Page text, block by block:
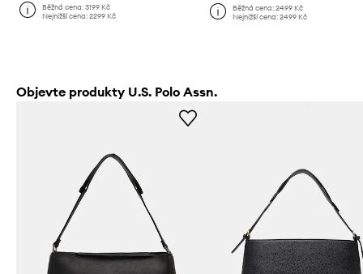
Běžná cena:3199 Kč
Nejnižší cena:2299 Kč
Běžná cena: 2499 Kč
Nejnižší cena: 2499 Kč
Objevte produkty U.S. Polo Assn.